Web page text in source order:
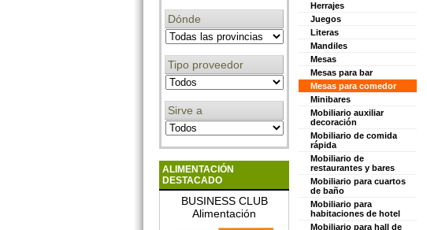
Dónde
Tipo proveedor
Sirve a
ALIMENTACIÓN
DESTACADO
BUSINESS CLUB
Alimentación
Herrajes
Juegos
Literas
Mandiles
Mesas
Mesas para bar
Mesas para comedor
Minibares
Mobiliario auxiliar
decoración
Mobiliario de comida
rápida
Mobiliario de
restaurantes y bares
Mobiliario para cuartos
de baño
Mobiliario para
habitaciones de hotel
Mobiliario para hall de